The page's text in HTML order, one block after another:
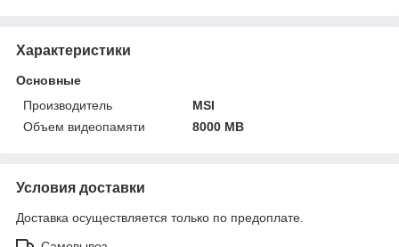
Характеристики
Основные
Производитель
MSI
Объем видеопамяти
8000 MB
Условия доставки
Доставка осуществляется только по предоплате.